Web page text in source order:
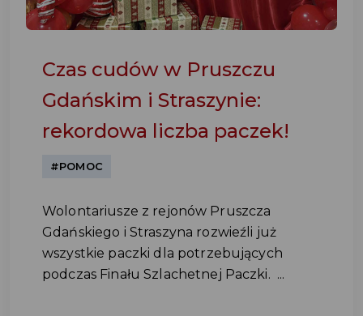
Czas cudów w Pruszczu
Gdańskim i Straszynie:
rekordowa liczba paczek!
#POMOC
Wolontariusze z rejonów Pruszcza
Gdańskiego i Straszyna rozwieźli już
wszystkie paczki dla potrzebujących
podczas Finału Szlachetnej Paczki. ...